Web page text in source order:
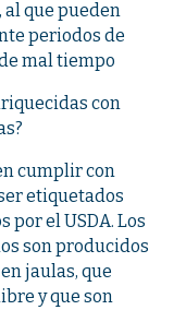
que pueden
periodos de
mal tiempo
con
cumplir con
etiquetados
por el USDA. Los
son producidos
jaulas, que
y que son